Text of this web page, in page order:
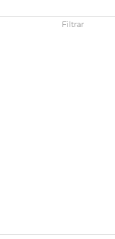
Filtrar